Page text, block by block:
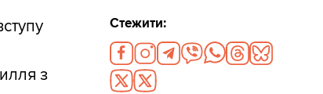
з
Стежити: